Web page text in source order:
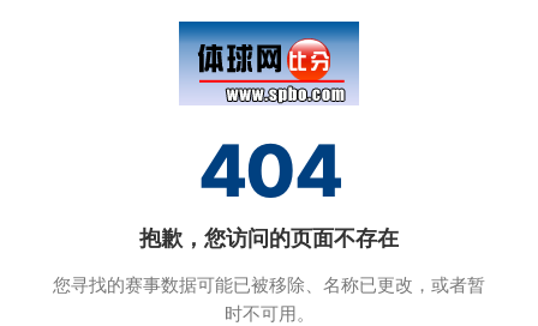
404
抱歉，您访问的页面不存在
您寻找的赛事数据可能已被移除、名称已更改，或者暂
时不可用。